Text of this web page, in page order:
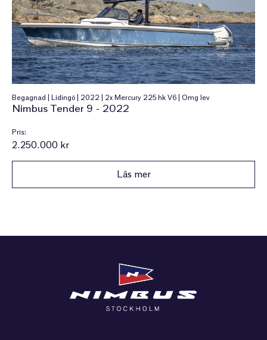
Begagnad | Lidingö | 2022 | 2x Mercury 225 hk V6 | Omg lev
Nimbus Tender 9 - 2022
Pris:
2.250.000 kr
Läs mer